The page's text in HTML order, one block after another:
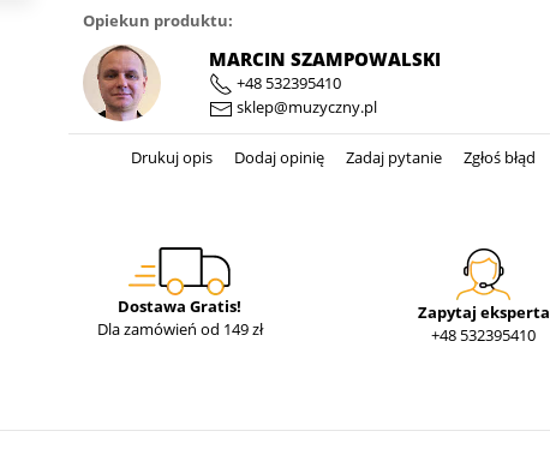
Opiekun produktu:
MARCIN SZAMPOWALSKI
+48 532395410
sklep@muzyczny.pl
Drukuj opis Dodaj opinię Zadaj pytanie Zgłoś błąd
Dostawa Gratis!
Dla zamówień od 149 zł
Zapytaj eksperta
+48 532395410